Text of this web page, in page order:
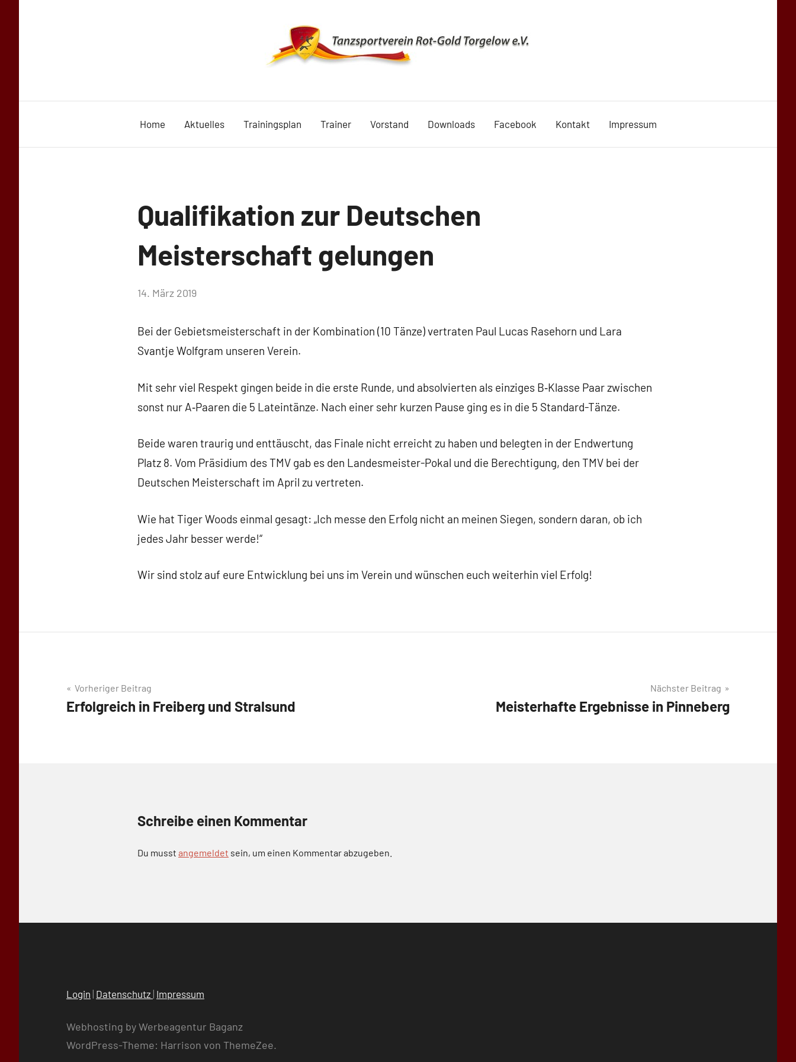
Rot
Gold
1990
Home Aktuelles Trainingsplan Trainer Vorstand Downloads Facebook Kontakt Impressum
Uncategorized
Qualifikation zur Deutschen
Meisterschaft gelungen
von
14. März 2019
Bei der Gebietsmeisterschaft in der Kombination (10 Tänze) vertraten Paul Lucas Rasehorn und Lara
Svantje Wolfgram unseren Verein.
Mit sehr viel Respekt gingen beide in die erste Runde, und absolvierten als einziges B‑Klasse Paar zwischen
sonst nur A‑Paaren die 5 Lateintänze. Nach einer sehr kurzen Pause ging es in die 5 Standard-Tänze.
Beide waren traurig und enttäuscht, das Finale nicht erreicht zu haben und belegten in der Endwertung
Platz 8. Vom Präsidium des TMV gab es den Landesmeister-Pokal und die Berechtigung, den TMV bei der
Deutschen Meisterschaft im April zu vertreten.
Wie hat Tiger Woods einmal gesagt: „Ich messe den Erfolg nicht an meinen Siegen, sondern daran, ob ich
jedes Jahr besser werde!“
Wir sind stolz auf eure Entwicklung bei uns im Verein und wünschen euch weiterhin viel Erfolg!
Beitragsnavigation
Vorheriger Beitrag
Erfolgreich in Freiberg und Stralsund
Nächster Beitrag
Meisterhafte Ergebnisse in Pinneberg
Schreibe einen Kommentar
Du musst angemeldet sein, um einen Kommentar abzugeben.
Login | Datenschutz | Impressum
Webhosting by Werbeagentur Baganz
WordPress-Theme: Harrison von ThemeZee.